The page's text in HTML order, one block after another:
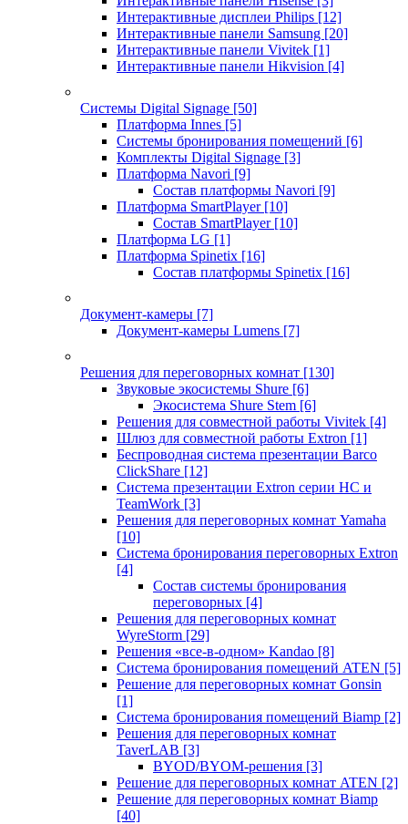
Интерактивные дисплеи Philips [12]
Интерактивные панели Samsung [20]
Интерактивные панели Vivitek [1]
Интерактивные панели Hikvision [4]
Системы Digital Signage [50]
Платформа Innes [5]
Системы бронирования помещений [6]
Комплекты Digital Signage [3]
Платформа Navori [9]
Состав платформы Navori [9]
Платформа SmartPlayer [10]
Состав SmartPlayer [10]
Платформа LG [1]
Платформа Spinetix [16]
Состав платформы Spinetix [16]
Документ-камеры [7]
Документ-камеры Lumens [7]
Решения для переговорных комнат [130]
Звуковые экосистемы Shure [6]
Экосистема Shure Stem [6]
Решения для совместной работы Vivitek [4]
Шлюз для совместной работы Extron [1]
Беспроводная система презентации Barco
ClickShare [12]
Система презентации Extron серии HC и
TeamWork [3]
Решения для переговорных комнат Yamaha
[10]
Система бронирования переговорных Extron
[4]
Состав системы бронирования
переговорных [4]
Решения для переговорных комнат
WyreStorm [29]
Решения «все-в-одном» Kandao [8]
Система бронирования помещений ATEN [5]
Решение для переговорных комнат Gonsin
[1]
Система бронирования помещений Biamp [2]
Решения для переговорных комнат
TaverLAB [3]
BYOD/BYOM-решения [3]
Решение для переговорных комнат ATEN [2]
Решение для переговорных комнат Biamp
[40]